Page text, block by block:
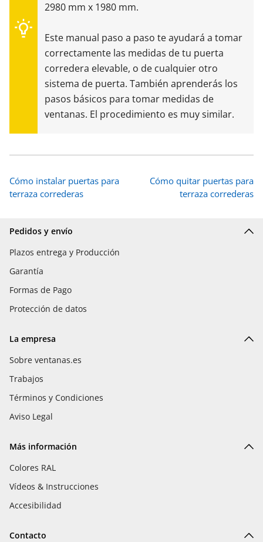
2980 mm x 1980 mm.
Este manual paso a paso te ayudará a tomar
correctamente las medidas de tu puerta
corredera elevable, o de cualquier otro
sistema de puerta. También aprenderás los
pasos básicos para tomar medidas de
ventanas. El procedimiento es muy similar.
Cómo instalar puertas para
terraza correderas
Cómo quitar puertas para
terraza correderas
Pedidos y envío
Plazos entrega y Producción
Garantía
Formas de Pago
Protección de datos
La empresa
Sobre ventanas.es
Trabajos
Términos y Condiciones
Aviso Legal
Más información
Colores RAL
Vídeos & Instrucciones
Accesibilidad
Contacto